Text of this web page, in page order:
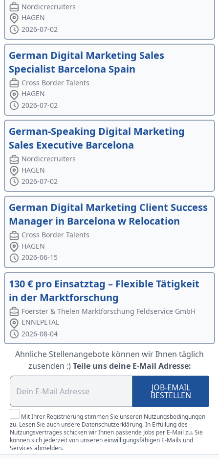
Nordicrecruiters
HAGEN
2026-07-02
German Digital Marketing Sales
Specialist Barcelona Spain
Cross Border Talents
HAGEN
2026-07-02
German-Speaking Digital Marketing
Sales Executive Barcelona
Nordicrecruiters
HAGEN
2026-07-02
German Digital Marketing Client Success
Manager in Barcelona w Relocation
Cross Border Talents
HAGEN
2026-06-15
130 € pro Einsatztag – Flexible Tätigkeit
in der Marktforschung
Foerster & Thelen Marktforschung Feldservice GmbH
ENNEPETAL
2026-08-04
Ähnliche Stellenangebote können wir Ihnen täglich
zusenden :) Teile uns deine E-Mail Adresse:
JOB-EMAIL
BESTELLEN
Mit Ihrer Registrierung stimmen Sie unseren Nutzungsbedingungen
zu. Lesen Sie auch unsere Datenschutzerklärung. In Erfüllung des
Nutzungsvertrages schicken wir Ihnen passende Jobs per E-Mail zu. Sie
können sich jederzeit von unseren einwilligungsfähigen E-Mails und
Services abmelden.